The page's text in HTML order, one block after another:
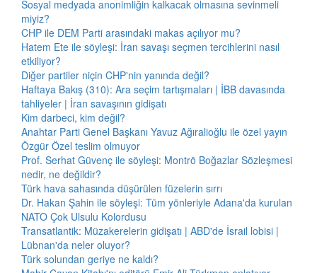
Sosyal medyada anonimliğin kalkacak olmasına sevinmeli
miyiz?
CHP ile DEM Parti arasındaki makas açılıyor mu?
Hatem Ete ile söyleşi: İran savaşı seçmen tercihlerini nasıl
etkiliyor?
Diğer partiler niçin CHP'nin yanında değil?
Haftaya Bakış (310): Ara seçim tartışmaları | İBB davasında
tahliyeler | İran savaşının gidişatı
Kim darbeci, kim değil?
Anahtar Parti Genel Başkanı Yavuz Ağıralioğlu ile özel yayın
Özgür Özel teslim olmuyor
Prof. Serhat Güvenç ile söyleşi: Montrö Boğazlar Sözleşmesi
nedir, ne değildir?
Türk hava sahasında düşürülen füzelerin sırrı
Dr. Hakan Şahin ile söyleşi: Tüm yönleriyle Adana'da kurulan
NATO Çok Ulsulu Kolordusu
Transatlantik: Müzakerelerin gidişatı | ABD'de İsrail lobisi |
Lübnan'da neler oluyor?
Türk solundan geriye ne kaldı?